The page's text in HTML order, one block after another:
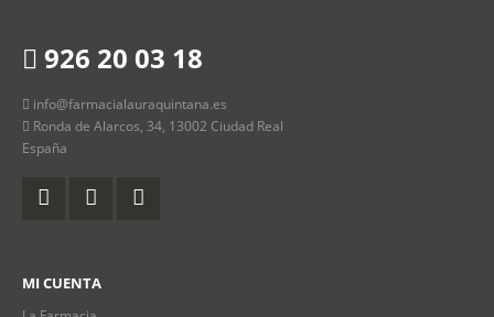
926 20 03 18
info@farmacialauraquintana.es
Ronda de Alarcos, 34, 13002 Ciudad Real
España
MI CUENTA